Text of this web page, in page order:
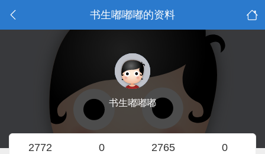
书生嘟嘟嘟的资料
书生嘟嘟嘟
2772 0 2765 0